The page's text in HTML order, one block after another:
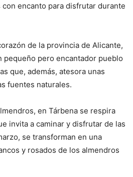
encanto para disfrutar durante
de la provincia de Alicante,
pequeño pero encantador pueblo
que, además, atesora unas
fuentes naturales.
en Tárbena se respira
invita a caminar y disfrutar de las
se transforman en una
y rosados de los almendros